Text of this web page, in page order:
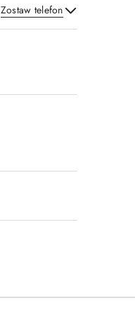
Zostaw telefon
Wyślij